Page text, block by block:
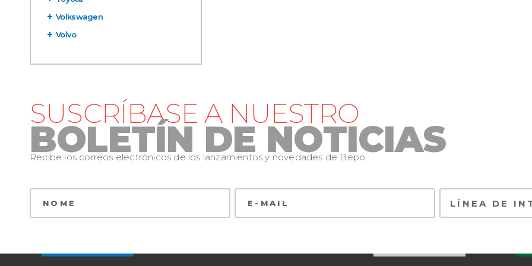
Volkswagen
Volvo
SUSCRÍBASE A NUESTRO
BOLETÍN DE NOTICIAS
Recibe los correos electrónicos de los lanzamientos y novedades de Bepo.